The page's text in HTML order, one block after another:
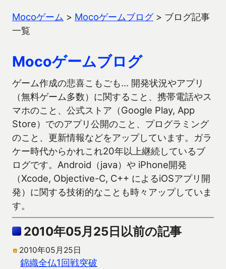
Mocoゲーム > Mocoゲームブログ> ブログ記事
一覧
Mocoゲームブログ
ゲーム作成の悲喜こもごも… 開発状況やアプリ
（無料ゲーム多数）に関すること、携帯電話やス
マホのこと、公式ストア（Google Play, App
Store）でのアプリ公開のこと、プログラミング
のこと、更新情報などをアップしています。ガラ
ケー時代からかれこれ20年以上継続しているブ
ログです。Android（java）や iPhone開発
（Xcode, Objective-C, C++ によるiOSアプリ開
発）に関する技術的なことも時々アップしていま
す。
2010年05月25日以前の記事
2010年05月25日
錦織全仏1回戦突破